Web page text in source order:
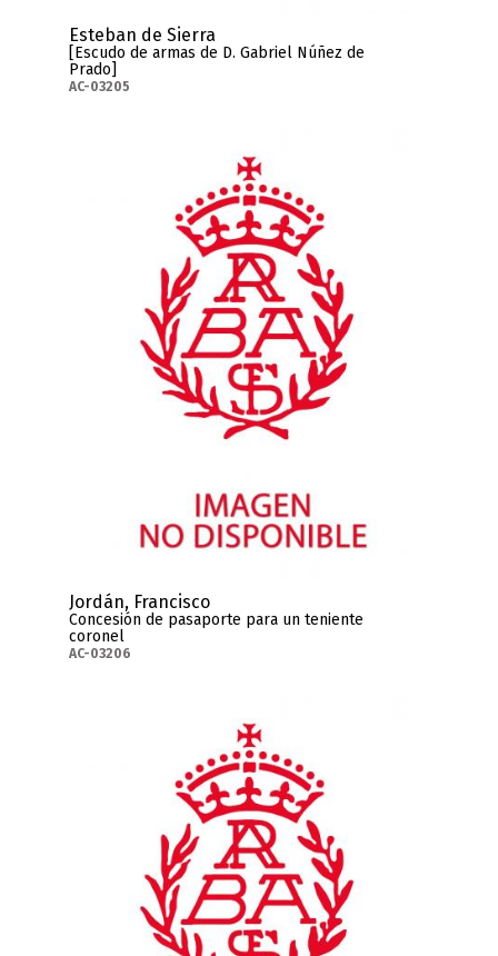
Esteban de Sierra
[Escudo de armas de D. Gabriel Núñez de
Prado]
AC-03205
Jordán, Francisco
Concesión de pasaporte para un teniente
coronel
AC-03206